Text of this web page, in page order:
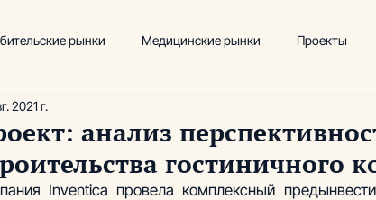
рынки Медицинские рынки Проекты
Горнолыжные комплексы Производство
анализ
гостиничного
2021 г.
Inventica провела комплексный